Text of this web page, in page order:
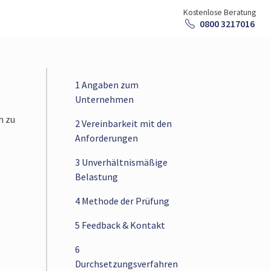
zu
1 Angaben zum
Unternehmen
2 Vereinbarkeit mit den
Anforderungen
3 Unverhältnismäßige
Belastung
4 Methode der Prüfung
5 Feedback & Kontakt
6
Durchsetzungsverfahren
Kostenlose Beratung
0800 3217016